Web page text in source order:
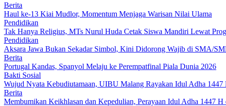
Berita
Haul ke-13 Kiai Mudlor, Momentum Menjaga Warisan Nilai Ulama
Pendidikan
Tak Hanya Religius, MTs Nurul Huda Cetak Siswa Mandiri Lewat
Pendidikan
Aksara Jawa Bukan Sekadar Simbol, Kini Didorong Wajib di SMA/
Berita
Portugal Kandas, Spanyol Melaju ke Perempatfinal Piala Dunia 2026
Bakti Sosial
Wujud Nyata Kebudiutamaan, UIBU Malang Rayakan Idul Adha
Berita
Membumikan Keikhlasan dan Kepedulian, Perayaan Idul Adha 1447